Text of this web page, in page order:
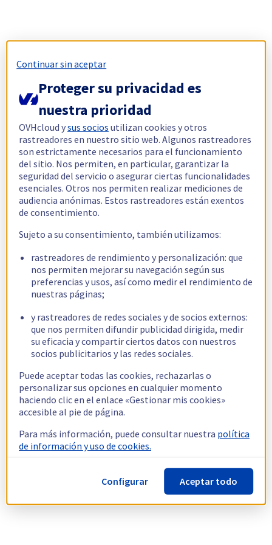
Continuar sin aceptar
Proteger su privacidad es
nuestra prioridad
OVHcloud ysus socios utilizan cookies y otros
rastreadores en nuestro sitio web. Algunos rastreadores
son estrictamente necesarios para el funcionamiento
del sitio. Nos permiten, en particular, garantizar la
seguridad del servicio o asegurar ciertas funcionalidades
esenciales. Otros nos permiten realizar mediciones de
audiencia anónimas. Estos rastreadores están exentos
de consentimiento.
Sujeto a su consentimiento, también utilizamos:
rastreadores de rendimiento y personalización: que
nos permiten mejorar su navegación según sus
preferencias y usos, así como medir el rendimiento de
nuestras páginas;
y rastreadores de redes sociales y de socios externos:
que nos permiten difundir publicidad dirigida, medir
su eficacia y compartir ciertos datos con nuestros
socios publicitarios y las redes sociales.
Puede aceptar todas las cookies, rechazarlas o
personalizar sus opciones en cualquier momento
haciendo clic en el enlace «Gestionar mis cookies»
accesible al pie de página.
Para más información, puede consultar nuestra política
de información y uso de cookies.
Configurar Aceptar todo